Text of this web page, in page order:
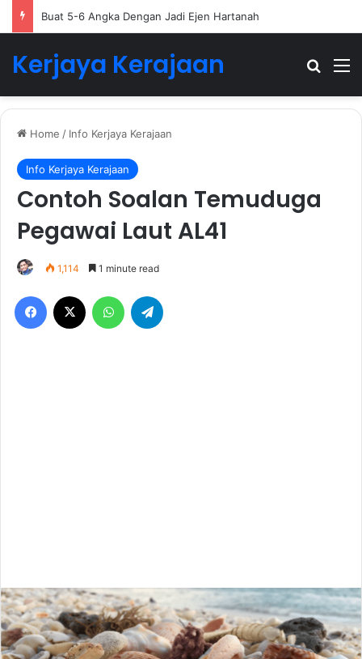
Buat 5-6 Angka Dengan Jadi Ejen Hartanah
Kerjaya Kerajaan
Home / Info Kerjaya Kerajaan
Info Kerjaya Kerajaan
Contoh Soalan Temuduga
Pegawai Laut AL41
1,114 1 minute read
Facebook WhatsApp